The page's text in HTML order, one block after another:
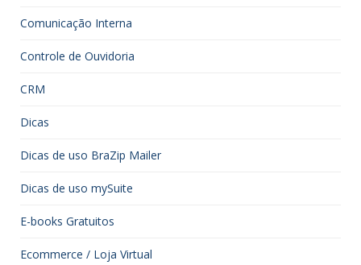
Comunicação Interna
Controle de Ouvidoria
CRM
Dicas
Dicas de uso BraZip Mailer
Dicas de uso mySuite
E-books Gratuitos
Ecommerce / Loja Virtual